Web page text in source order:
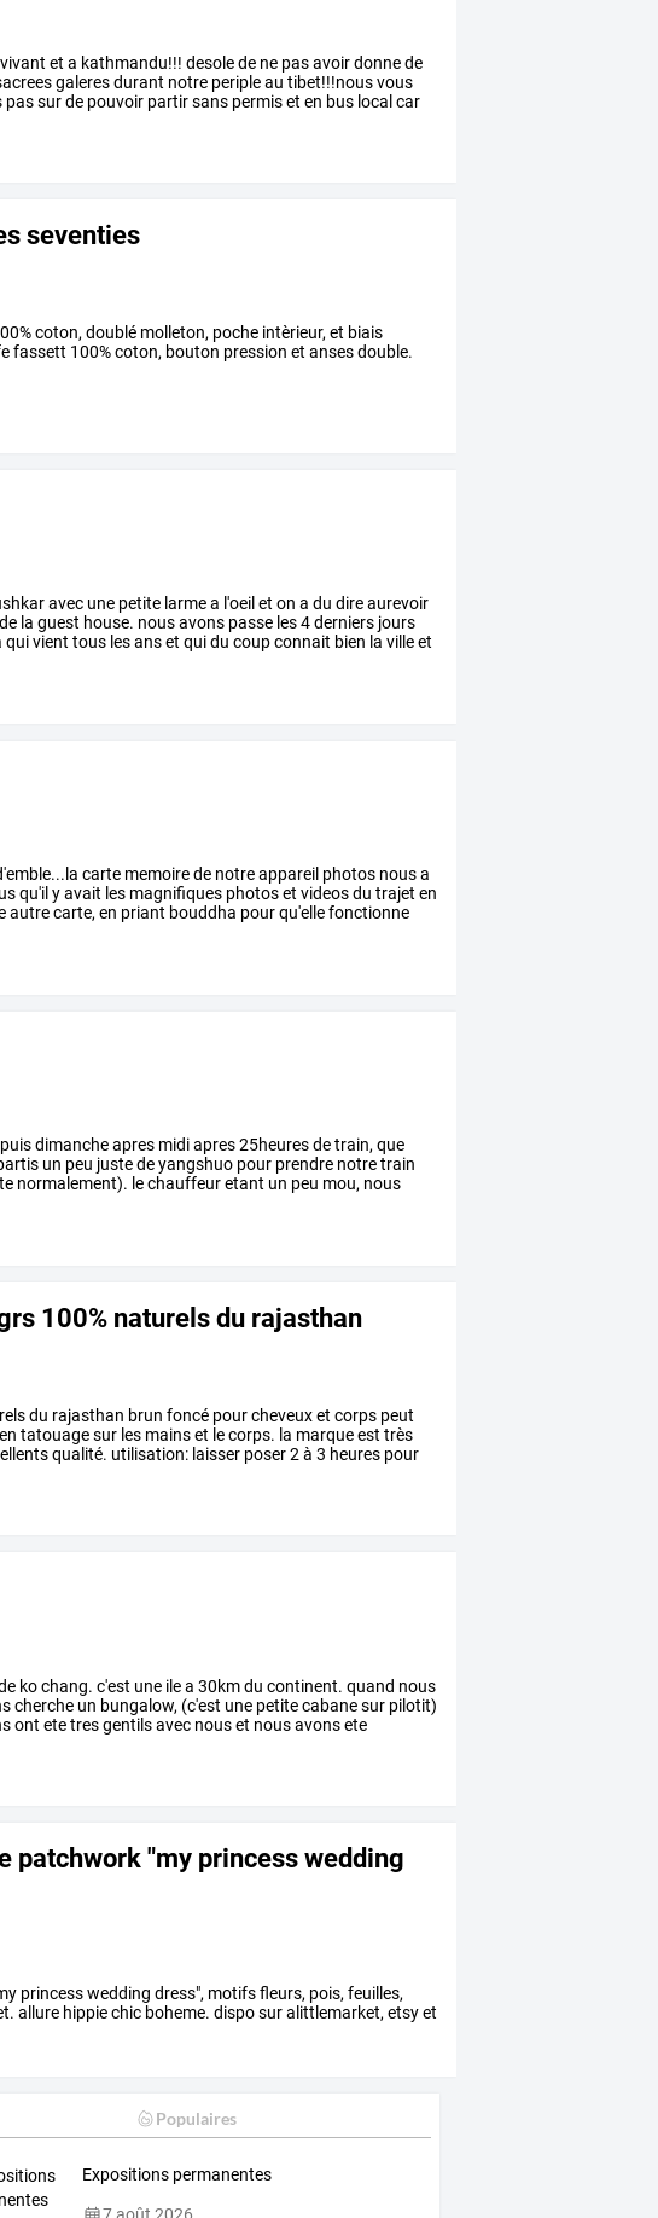
vivant et a kathmandu!!! desolede ne pasavoirdonnede
galeresdurant notre peripleau tibet!!!nousvous
passurde pouvoir partirsans permiset en bus local car
seventies
coton, doublé molleton, poche intèrieur, et biais
fassett 100% coton, bouton pression et anses double.
avec une petite larmea l'oeil et on a du direaurevoir
de la guest house. nousavons passe les4derniers jours
quivient tous lesanset quidu coupconnait bien la villeet
carte memoirede notreappareil photos nousa
qu'il yavait les magnifiques photoset videosdu trajet en
autrecarte, en priant bouddha pourqu'ellefonctionne
dimancheapres midiapres25heuresdetrain, que
un peu justedeyangshuo pour prendre notretrain
normalement). lechauffeuretant un peu mou, nous
100% naturels du rajasthan
du rajasthan brun foncé pourcheveuxet corps peut
en tatouagesur les mainset lecorps. la marqueest très
qualité. utilisation: laisser poser2 à 3 heures pour
kochang. c'est une ilea 30kmdu continent. quand nous
cherche un bungalow, (c'est une petitecabanesur pilotit)
ont etetresgentilsavec nouset nousavonsete
patchwork "my princess wedding
princess wedding dress", motifs fleurs, pois, feuilles,
allure hippie chic boheme. dispo sur alittlemarket, etsy et
Populaires
Expositions permanentes